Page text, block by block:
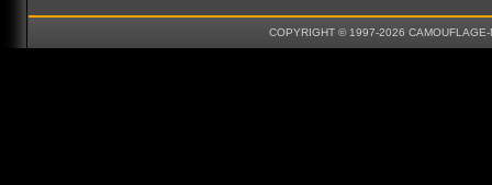
COPYRIGHT © 1997-2026 CAMOUFLAGE-